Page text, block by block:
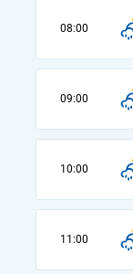
08:00
09:00
10:00
11:00